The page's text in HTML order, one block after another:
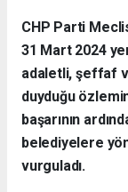
CHP Parti
31 Mart 2024
adaletli, şeffaf
duyduğu
başarının
belediyelere
vurguladı.